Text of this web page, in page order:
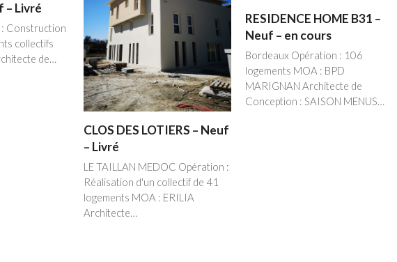
– Livré
Construction
collectifs
de…
CLOS DES LOTIERS – Neuf
– Livré
LE TAILLAN MEDOC Opération :
Réalisation d'un collectif de 41
logements MOA : ERILIA
Architecte…
RESIDENCE HOME B31 –
Neuf – en cours
Bordeaux Opération : 106
logements MOA : BPD
MARIGNAN Architecte de
Conception : SAISON MENUS…